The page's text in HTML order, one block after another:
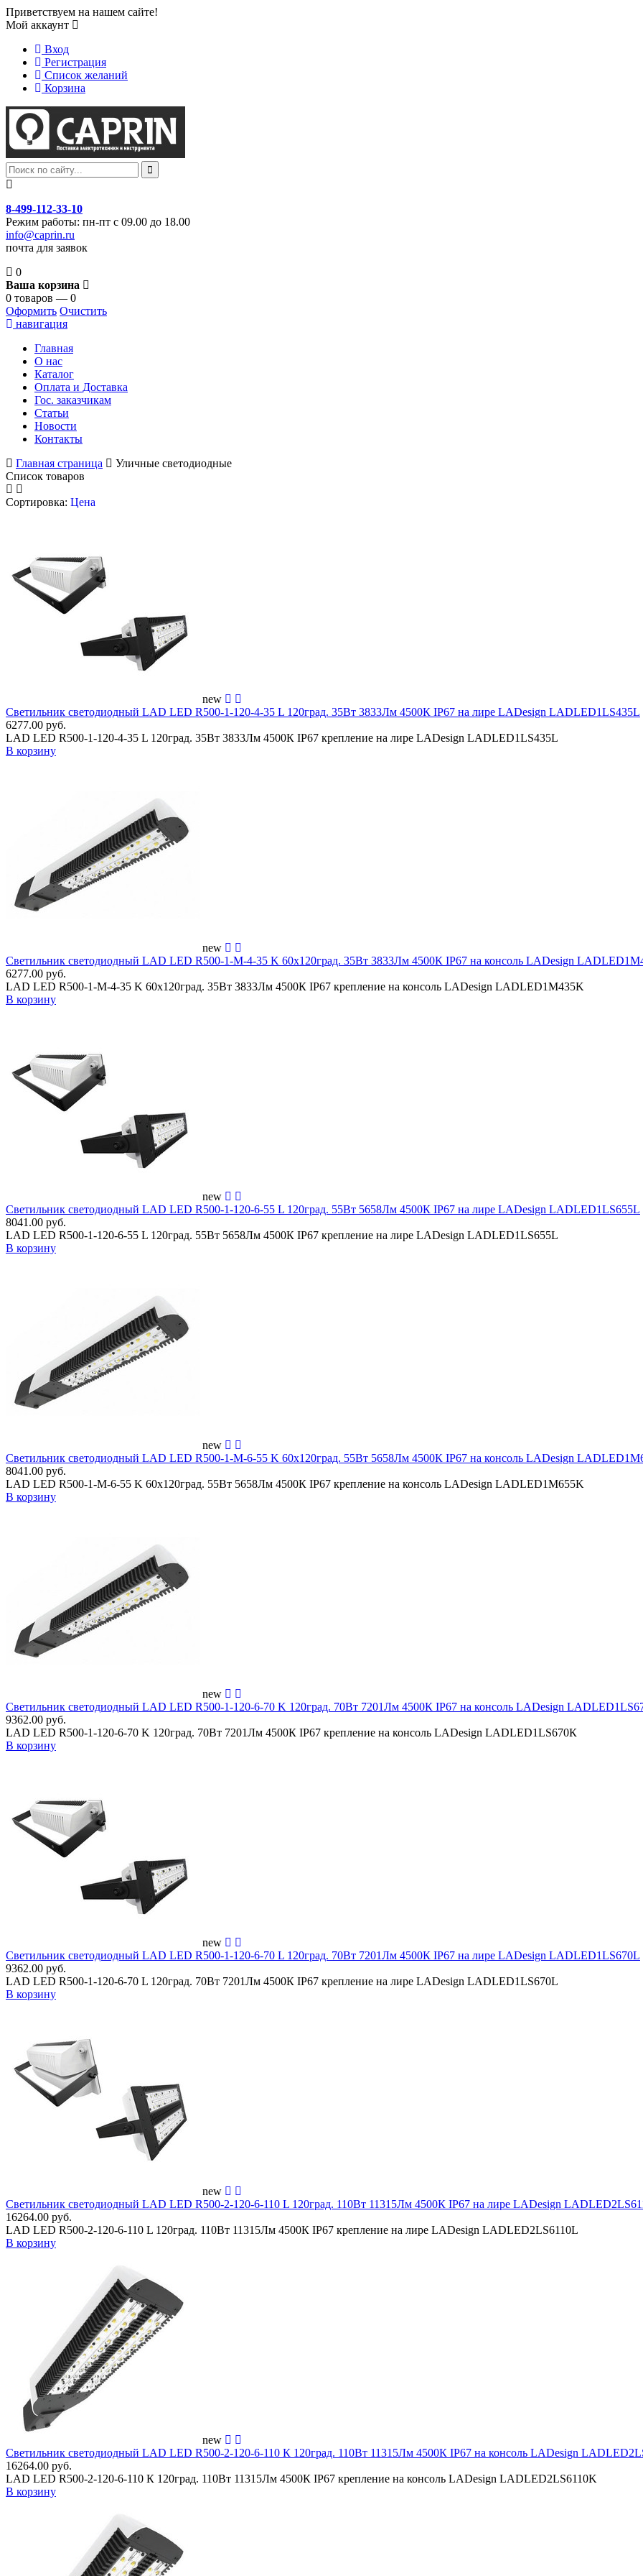
Приветствуем на нашем сайте!
Мой аккаунт
Вход
Регистрация
Список желаний
Корзина
8-499-112-33-10
Режим работы: пн-пт с 09.00 до 18.00
info@caprin.ru
почта для заявок
0
Ваша корзина
0 товаров — 0
Оформить Очистить
навигация
Главная
О нас
Каталог
Оплата и Доставка
Гос. заказчикам
Статьи
Новости
Контакты
Главная страница
Уличные светодиодные
Список товаров
Сортировка: Цена
new
Светильник светодиодный LAD LED R500-1-120-4-35 L 120град. 35Вт 3833Лм 4500К IP67 на лире LADesign LADLED1LS435L
6277.00 руб.
LAD LED R500-1-120-4-35 L 120град. 35Вт 3833Лм 4500К IP67 крепление на лире LADesign LADLED1LS435L
В корзину
new
Светильник светодиодный LAD LED R500-1-M-4-35 K 60х120град. 35Вт 3833Лм 4500К IP67 на консоль LADesign
6277.00 руб.
LAD LED R500-1-M-4-35 K 60х120град. 35Вт 3833Лм 4500К IP67 крепление на консоль LADesign LADLED1M435K
В корзину
new
Светильник светодиодный LAD LED R500-1-120-6-55 L 120град. 55Вт 5658Лм 4500К IP67 на лире LADesign LADLED1LS655L
8041.00 руб.
LAD LED R500-1-120-6-55 L 120град. 55Вт 5658Лм 4500К IP67 крепление на лире LADesign LADLED1LS655L
В корзину
new
Светильник светодиодный LAD LED R500-1-M-6-55 K 60х120град. 55Вт 5658Лм 4500К IP67 на консоль LADesign
8041.00 руб.
LAD LED R500-1-M-6-55 K 60х120град. 55Вт 5658Лм 4500К IP67 крепление на консоль LADesign LADLED1M655K
В корзину
new
Светильник светодиодный LAD LED R500-1-120-6-70 K 120град. 70Вт 7201Лм 4500К IP67 на консоль LADesign
9362.00 руб.
LAD LED R500-1-120-6-70 K 120град. 70Вт 7201Лм 4500К IP67 крепление на консоль LADesign LADLED1LS670К
В корзину
new
Светильник светодиодный LAD LED R500-1-120-6-70 L 120град. 70Вт 7201Лм 4500К IP67 на лире LADesign LADLED1LS670L
9362.00 руб.
LAD LED R500-1-120-6-70 L 120град. 70Вт 7201Лм 4500К IP67 крепление на лире LADesign LADLED1LS670L
В корзину
new
Светильник светодиодный LAD LED R500-2-120-6-110 L 120град. 110Вт 11315Лм 4500К IP67 на лире LADesign
16264.00 руб.
LAD LED R500-2-120-6-110 L 120град. 110Вт 11315Лм 4500К IP67 крепление на лире LADesign LADLED2LS6110L
В корзину
new
Светильник светодиодный LAD LED R500-2-120-6-110 К 120град. 110Вт 11315Лм 4500К IP67 на консоль LADesign
16264.00 руб.
LAD LED R500-2-120-6-110 К 120град. 110Вт 11315Лм 4500К IP67 крепление на консоль LADesign LADLED2LS6110K
В корзину